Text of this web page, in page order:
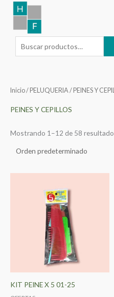
contenido
Buscar
por:
Inicio/ PELUQUERIA / PEINES Y
PEINES Y CEPILLOS
Mostrando 1–12 de 58
KIT PEINE X 5 01-25